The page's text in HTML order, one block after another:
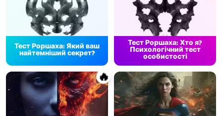
Тест Роршаха: Який ваш
найтемніший секрет?
Тест Роршаха: Хто я?
Психологічний тест
особистості
🔥